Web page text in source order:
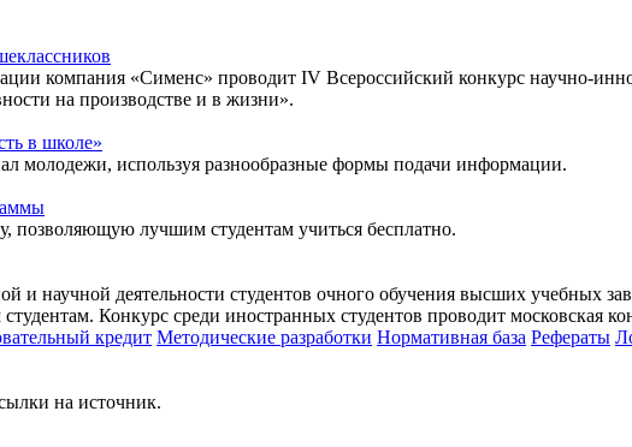
компания «Сименс» проводит IV Всероссийский конкурс научно-
на производстве и в жизни».
в школе»
молодежи, используя разнообразные формы подачи информации.
лучшим студентам учиться бесплатно.
научной деятельности студентов очного обучения высших учебных
Конкурс среди иностранных студентов проводит московская
кредит Методические разработки Нормативная база Рефераты
на источник.